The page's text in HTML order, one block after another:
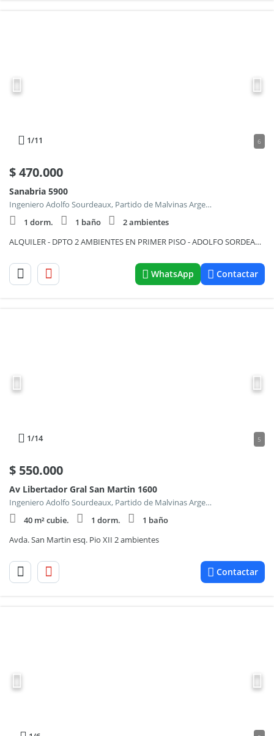
1/11 6
$470.000
Sanabria 5900
Ingeniero Adolfo Sourdeaux, Partido de Malvinas Argentinas
1 dorm.
1 baño
2 ambientes
ALQUILER - DPTO 2 AMBIENTES EN PRIMER PISO - ADOLFO SORDEAUX
WhatsApp Contactar
1/14 5
$ 550.000
Av Libertador Gral San Martin 1600
Ingeniero Adolfo Sourdeaux, Partido de Malvinas Argentinas
40 m² cubie.
1 dorm.
1 baño
Avda. San Martin esq. Pio XII 2 ambientes
Contactar